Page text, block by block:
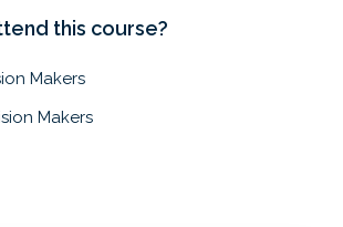
this course?
Makers
Makers